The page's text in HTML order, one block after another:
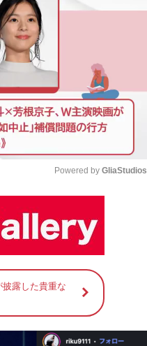
u
e
Powered by GliaStudios
披露した貴重な